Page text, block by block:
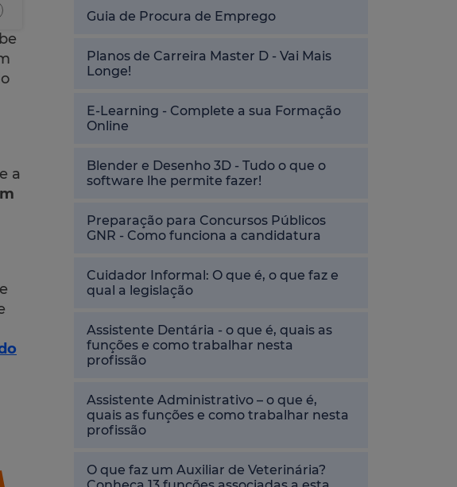
a
Guia de Procura de Emprego
Planos de Carreira Master D - Vai Mais
Longe!
E-Learning - Complete a sua Formação
Online
Blender e Desenho 3D - Tudo o que o
software lhe permite fazer!
Preparação para Concursos Públicos
GNR - Como funciona a candidatura
Cuidador Informal: O que é, o que faz e
qual a legislação
Assistente Dentária - o que é, quais as
funções e como trabalhar nesta
profissão
Assistente Administrativo – o que é,
quais as funções e como trabalhar nesta
profissão
O que faz um Auxiliar de Veterinária?